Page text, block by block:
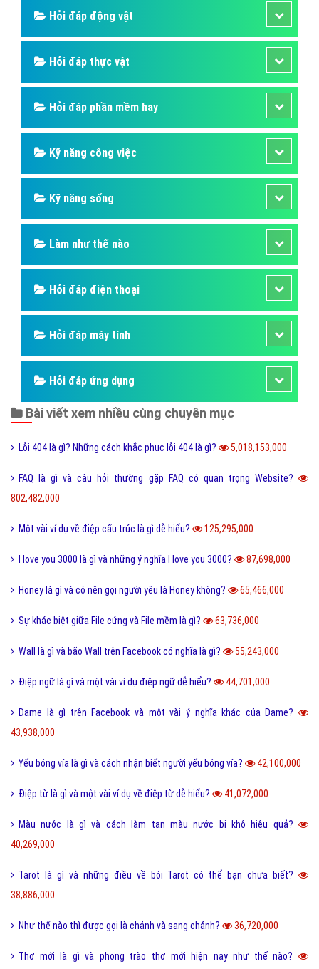
Hỏi đáp động vật
Hỏi đáp thực vật
Hỏi đáp phần mềm hay
Kỹ năng công việc
Kỹ năng sống
Làm như thế nào
Hỏi đáp điện thoại
Hỏi đáp máy tính
Hỏi đáp ứng dụng
Bài viết xem nhiều cùng chuyên mục
Lỗi 404 là gì? Những cách khắc phục lỗi 404 là gì? 5,018,153,000
FAQ là gì và câu hỏi thường gặp FAQ có quan trọng Website?
802,482,000
Một vài ví dụ về điệp cấu trúc là gì dễ hiểu? 125,295,000
I love you 3000 là gì và những ý nghĩa I love you 3000? 87,698,000
Honey là gì và có nên gọi người yêu là Honey không? 65,466,000
Sự khác biệt giữa File cứng và File mềm là gì? 63,736,000
Wall là gì và bão Wall trên Facebook có nghĩa là gì? 55,243,000
Điệp ngữ là gì và một vài ví dụ điệp ngữ dễ hiểu? 44,701,000
Dame là gì trên Facebook và một vài ý nghĩa khác của Dame?
43,938,000
Yếu bóng vía là gì và cách nhận biết người yếu bóng vía? 42,100,000
Điệp từ là gì và một vài ví dụ về điệp từ dễ hiểu? 41,072,000
Màu nước là gì và cách làm tan màu nước bị khô hiệu quả?
40,269,000
Tarot là gì và những điều về bói Tarot có thể bạn chưa biết?
38,886,000
Như thế nào thì được gọi là chảnh và sang chảnh? 36,720,000
Thơ mới là gì và phong trào thơ mới hiện nay như thế nào?